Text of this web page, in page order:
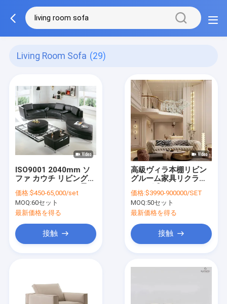
Living Room Sofa (29)
ISO9001 2040mm ソ
ファ カウチ リビングル
かいソファセット リビ
ングルーム
価格:$450-65,000/set
MOQ:60セット
最新価格を得る
接触
高級ヴィラ本棚リビン
グルーム家具リクライ
ソファ1200mmミラー
価格:$3990-900000/SET
MOQ:50セット
最新価格を得る
接触